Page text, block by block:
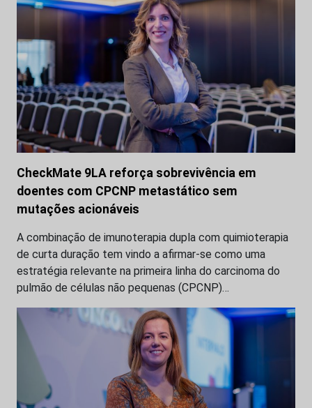
CheckMate 9LA reforça sobrevivência em
doentes com CPCNP metastático sem
mutações acionáveis
A combinação de imunoterapia dupla com quimioterapia
de curta duração tem vindo a afirmar-se como uma
estratégia relevante na primeira linha do carcinoma do
pulmão de células não pequenas (CPCNP)…